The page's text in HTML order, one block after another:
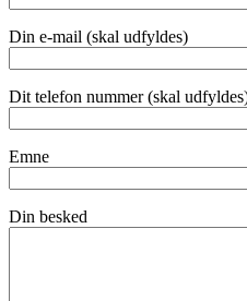
Din e-mail (skal udfyldes)
Dit telefon nummer (skal
Emne
Din besked